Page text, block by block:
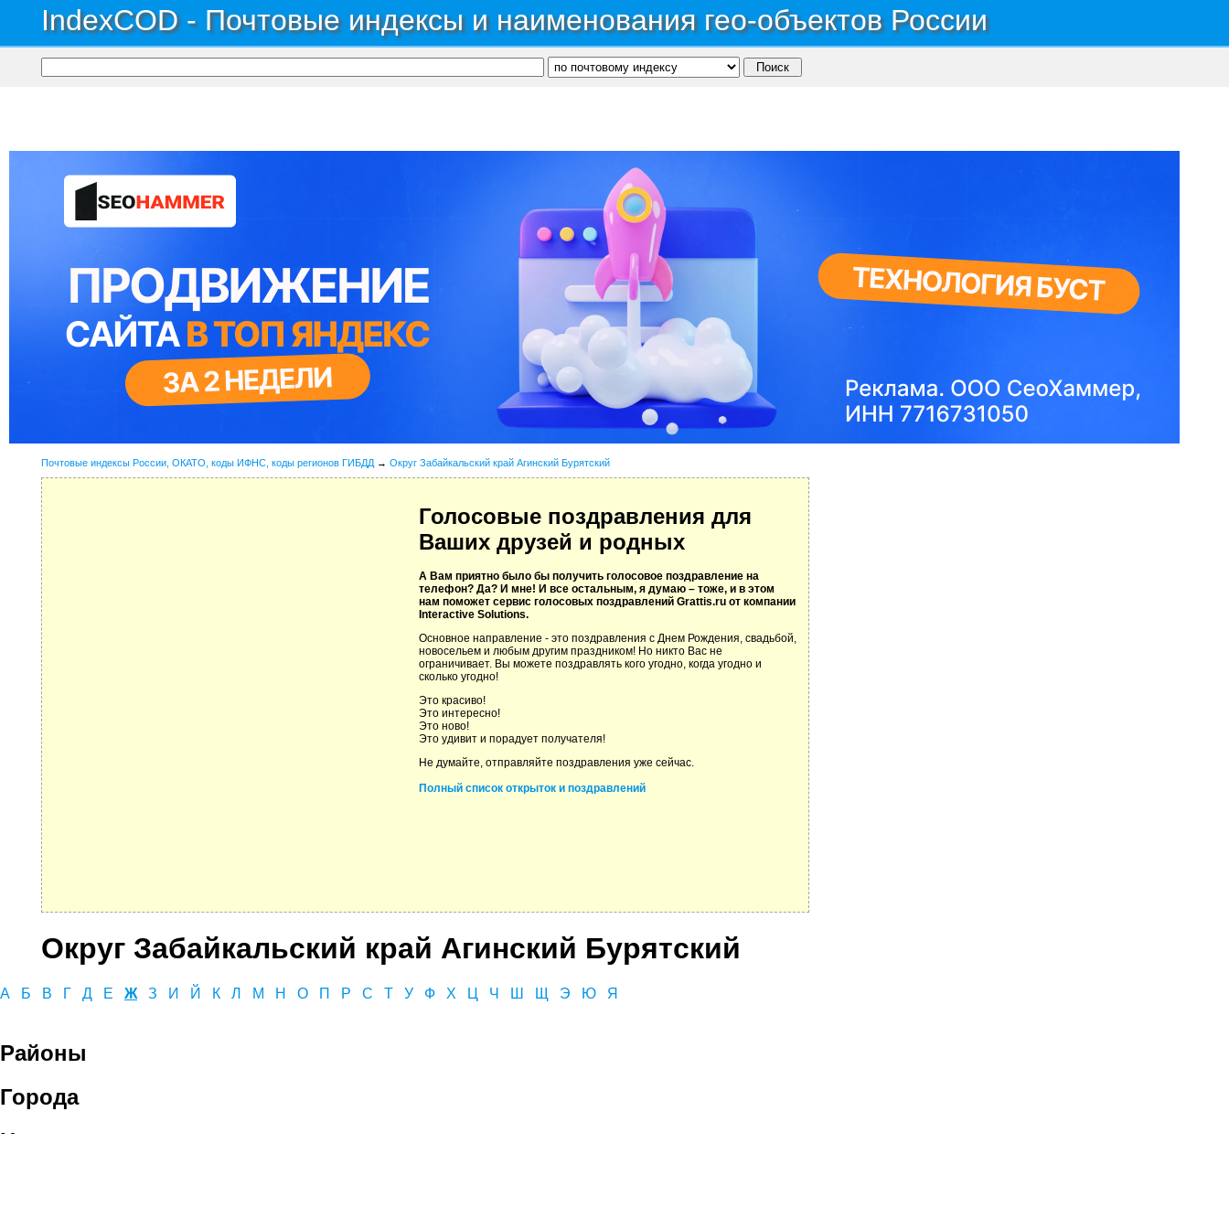
IndexCOD - Почтовые индексы и наименования гео-объектов России
Почтовые индексы России, ОКАТО, коды ИФНС, коды регионов ГИБДД → Округ Забайкальский край Агинский Бурятский
Голосовые поздравления для
Ваших друзей и родных
А Вам приятно было бы получить голосовое поздравление на
телефон? Да? И мне! И все остальным, я думаю – тоже, и в этом
нам поможет сервис голосовых поздравлений Grattis.ru от компании
Interactive Solutions.
Основное направление - это поздравления с Днем Рождения, свадьбой,
новосельем и любым другим праздником! Но никто Вас не
ограничивает. Вы можете поздравлять кого угодно, когда угодно и
сколько угодно!
Это красиво!
Это интересно!
Это ново!
Это удивит и порадует получателя!
Не думайте, отправляйте поздравления уже сейчас.
Полный список открыток и поздравлений
Округ Забайкальский край Агинский Бурятский
А Б В Г Д Е Ж З И Й К Л М Н О П Р С Т У Ф Х Ц Ч Ш Щ Э Ю Я
Районы
Города
Населенные пункты